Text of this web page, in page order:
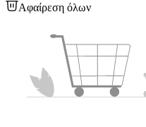
Αφαίρεση όλων